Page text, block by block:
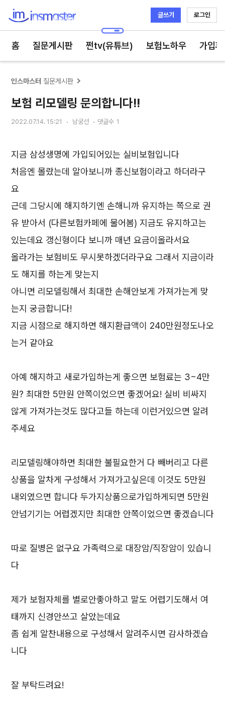
글쓰기 로그인
홈 질문게시판 쩐tv(유튜브) 보험노하우 가입
인스마스터 질문게시판
보험 리모델링 문의합니다!!
2022.07.14. 15:21 남궁선 댓글수 1
지금 삼성생명에 가입되어있는 실비보험입니다
처음엔 몰랐는데 알아보니까 종신보험이라고 하더라구
요
근데 그당시에 해지하기엔 손해니까 유지하는 쪽으로 권
유 받아서 (다른보험카페에 물어봄) 지금도 유지하고는
있는데요 갱신형이다 보니까 매년 요금이올라서요
올라가는 보험비도 무시못하겠더라구요 그래서 지금이라
도 해지를 하는게 맞는지
아니면 리모델링해서 최대한 손해안보게 가져가는게 맞
는지 궁금합니다!
지금 시점으로 해지하면 해지환급액이 240만원정도나오
는거 같아요
아예 해지하고 새로가입하는게 좋으면 보험료는 3~4만
원? 최대한 5만원 안쪽이었으면 좋겠어요! 실비 비싸지
않게 가져가는것도 많다고들 하는데 이런거있으면 알려
주세요
리모델링해야하면 최대한 불필요한거 다 빼버리고 다른
상품을 알차게 구성해서 가져가고싶은데 이것도 5만원
내외였으면 합니다 두가지상품으로가입하게되면 5만원
안넘기기는 어렵겠지만 최대한 안쪽이었으면 좋겠습니다
따로 질병은 없구요 가족력으로 대장암/직장암이 있습니
다
제가 보험자체를 별로안좋아하고 말도 어렵기도해서 여
태까지 신경안쓰고 살았는데요
좀 쉽게 알찬내용으로 구성해서 알려주시면 감사하겠습
니다
잘 부탁드려요!